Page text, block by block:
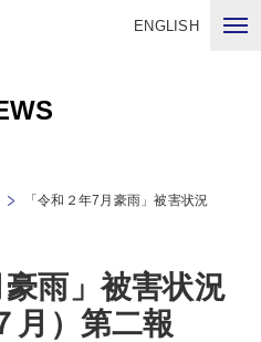
ENGLISH
「令和２年7月豪雨」被害状況
豪雨」被害状況
月）第二報